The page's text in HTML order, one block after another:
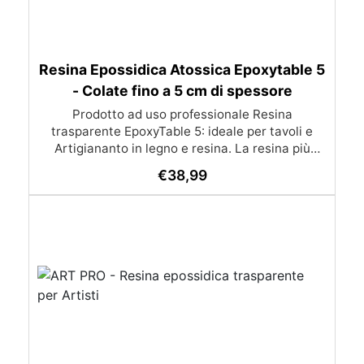
Resina Epossidica Atossica Epoxytable 5
- Colate fino a 5 cm di spessore
Prodotto ad uso professionale Resina
trasparente EpoxyTable 5: ideale per tavoli e
Artigiananto in legno e resina. La resina più
perfetta per colate di alto spessore fino a 5 cm.
Applicazioni Principali: Realizzazione di tavoli in
monete, pietre, ecc) Colate riempitive in
spessore dentro stampi e cassaforme
Caratteristiche principali: ✅ Bassissima
€38,99